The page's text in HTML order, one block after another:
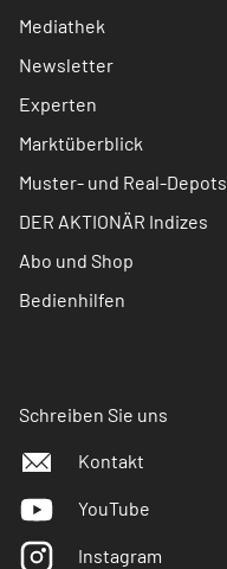
Mediathek
Newsletter
Experten
Marktüberblick
Muster- und Real-Depots
DER AKTIONÄR Indizes
Abo und Shop
Bedienhilfen
Schreiben Sie uns
Kontakt
YouTube
Instagram